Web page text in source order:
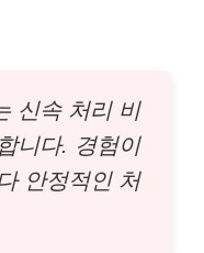
신속 처리 비
니다. 경험이
안정적인 처